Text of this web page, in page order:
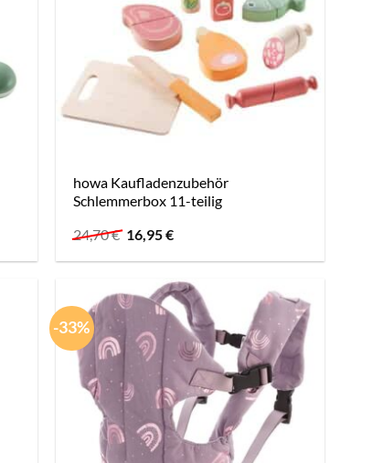
howa Kaufladenzubehör
Schlemmerbox 11-teilig
24,70€ Ursprünglicher
Preis
war:
16,95€Aktueller
ist:
-33%